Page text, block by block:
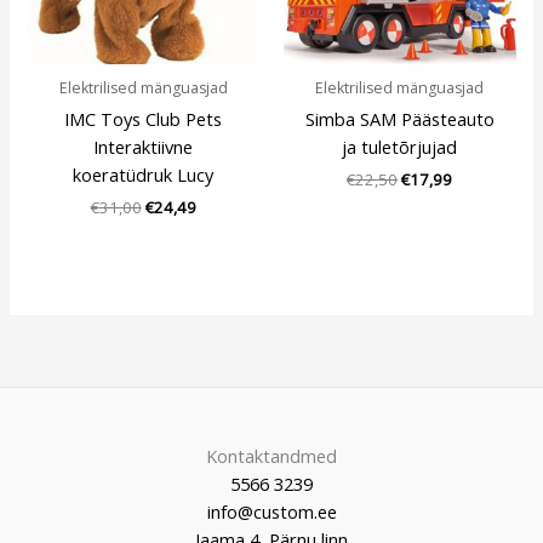
Elektrilised mänguasjad
IMC Toys Club Pets
Interaktiivne
koeratüdruk Lucy
€31,00€24,49
Elektrilised mänguasjad
Simba SAM Päästeauto
ja tuletõrjujad
€22,50€17,99
Kontaktandmed
5566 3239
info@custom.ee